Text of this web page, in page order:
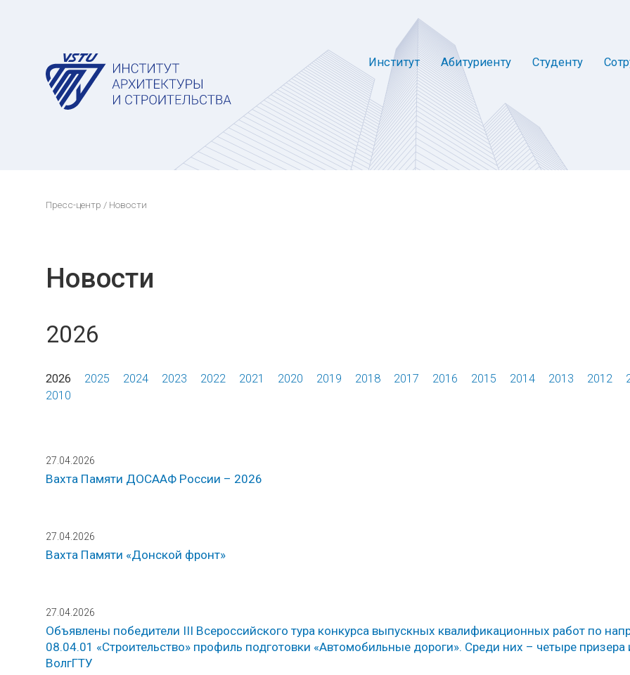
Институт Абитуриенту Студенту
Пресс-центр / Новости
Новости
2026
2026 2025 2024 2023 2022 2021 2020 2019 2018 2017 2016 2015 2014 2013 2012
2010
27.04.2026
Вахта Памяти ДОСААФ России – 2026
27.04.2026
Вахта Памяти «Донской фронт»
27.04.2026
Объявлены победители III Всероссийского тура конкурса выпускных квалификационных работ по
08.04.01 «Строительство» профиль подготовки «Автомобильные дороги». Среди них – четыре
ВолгГТУ